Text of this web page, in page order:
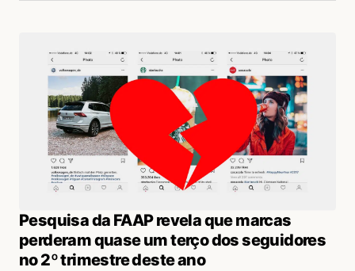
Pesquisa da FAAP revela que marcas
perderam quase um terço dos seguidores
no 2º trimestre deste ano